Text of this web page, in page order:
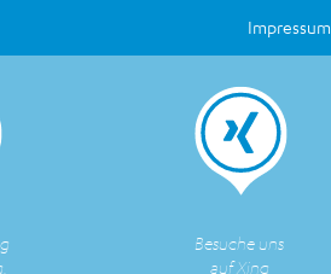
Impressum
Besuche uns
auf Xing